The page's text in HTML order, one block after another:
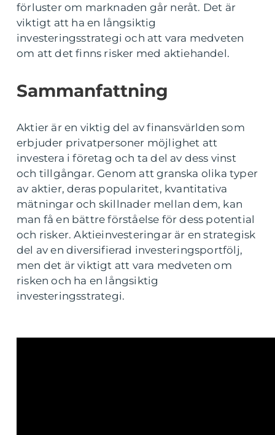
förluster om marknaden går neråt. Det är
viktigt att ha en långsiktig
investeringsstrategi och att vara medveten
om att det finns risker med aktiehandel.
Sammanfattning
Aktier är en viktig del av finansvärlden som
erbjuder privatpersoner möjlighet att
investera i företag och ta del av dess vinst
och tillgångar. Genom att granska olika typer
av aktier, deras popularitet, kvantitativa
mätningar och skillnader mellan dem, kan
man få en bättre förståelse för dess potential
och risker. Aktieinvesteringar är en strategisk
del av en diversifierad investeringsportfölj,
men det är viktigt att vara medveten om
risken och ha en långsiktig
investeringsstrategi.